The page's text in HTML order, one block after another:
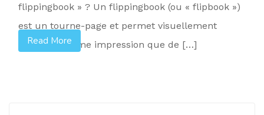
flippingbook » ? Un flippingbook (ou « flipbook »)
est un tourne-page et permet visuellement
d’avoir la même impression que de […]
Read More